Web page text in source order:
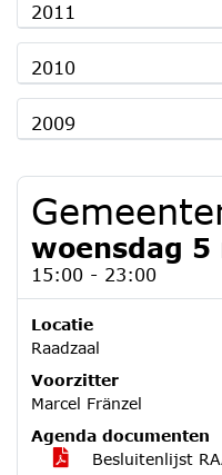
2011
2010
2009
woensdag 5
15:00 - 23:00
Locatie
Raadzaal
Voorzitter
Marcel Fränzel
Agenda documenten
Besluitenlijst